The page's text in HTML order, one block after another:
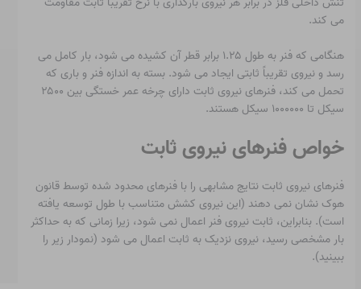
می کند.
هنگامی که فنر به طول ۱.۲۵ برابر قطر آن کشیده می شود، بار کامل می
رسد و نیروی تقریباً ثابتی ایجاد می شود. بسته به اندازه فنر و باری که
تحمل می کند، فنرهای نیروی ثابت دارای چرخه عمر خستگی بین ۲۵۰۰
سیکل تا ۱۰۰۰۰۰۰ سیکل هستند.
خواص فنرهای نیروی ثابت
فنرهای نیروی ثابت نتایج مشابهی را با فنرهای محدود شده توسط قانون
هوک نشان نمی دهند (این نیروی کشش متناسب با طول توسعه یافته
است). بنابراین، ثابت نیروی فنر اعمال نمی شود، زیرا زمانی که به حداکثر
بار مشخصی رسید، نیروی نزدیک به ثابت اعمال می شود (نمودار زیر را
ببینید).